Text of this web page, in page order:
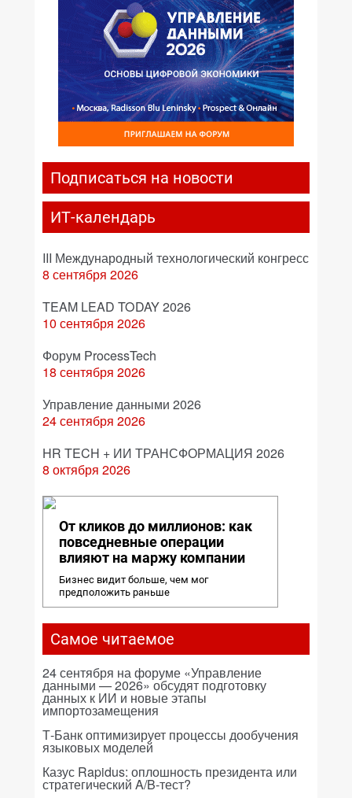
Подписаться на новости
ИТ-календарь
III Международный технологический конгресс
8 сентября 2026
TEAM LEAD TODAY 2026
10 сентября 2026
Форум ProcessTech
18 сентября 2026
Управление данными 2026
24 сентября 2026
HR TECH + ИИ ТРАНСФОРМАЦИЯ 2026
8 октября 2026
От кликов до миллионов: как
повседневные операции
влияют на маржу компании
Бизнес видит больше, чем мог
предположить раньше
Самое читаемое
24 сентября на форуме «Управление
данными — 2026» обсудят подготовку
данных к ИИ и новые этапы
импортозамещения
Т-Банк оптимизирует процессы дообучения
языковых моделей
Казус Rapidus: оплошность президента или
стратегический A/B-тест?